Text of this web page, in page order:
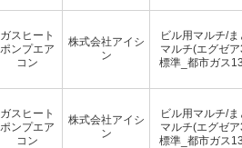
ガスヒート
ポンプエア
コン
株式会社アイシ
ン
ビル用マルチ/ま
マルチ(エグゼ
標準_都市ガス
ガスヒート
ポンプエア
コン
株式会社アイシ
ン
ビル用マルチ/ま
マルチ(エグゼ
標準_都市ガス